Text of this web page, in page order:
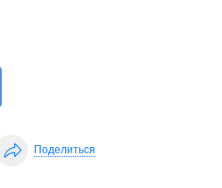
Поделиться